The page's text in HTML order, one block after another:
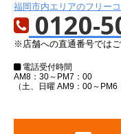
福岡市内エリアのフリー
0120-
※店舗への直通番号では
電話受付時間
AM8：30～PM7：00
（土、日曜 AM9：00～PM6